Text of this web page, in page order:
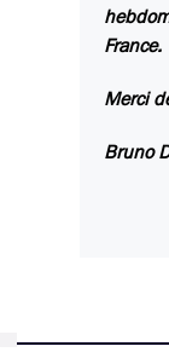
France.
Merci
Bruno